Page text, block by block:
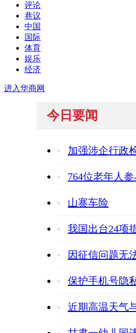
评论
巷议
中国
国际
体育
娱乐
经济
进入华商网
今日要闻
加强涉企行政
764位老年人
山寨车险
我国出台24项
因征信问题无
保护手机号隐
近期高温天气